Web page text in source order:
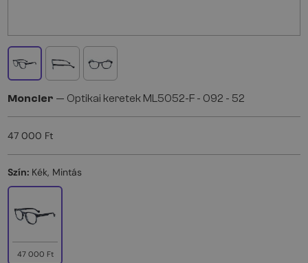
Moncler — Optikai keretek ML5052-F - 092 - 52
47 000 Ft
Szín: Kék, Mintás
47 000 Ft